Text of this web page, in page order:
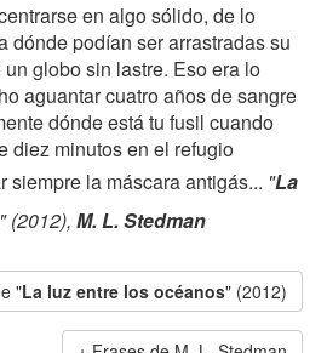
en algo sólido, de lo
dónde podían ser arrastradas su
globo sin lastre. Eso era lo
aguantar cuatro años de sangre
dónde está tu fusil cuando
diez minutos en el refugio
siempre la máscara antigás... "La
" (2012), M. L. Stedman
"La luz entre los océanos" (2012)